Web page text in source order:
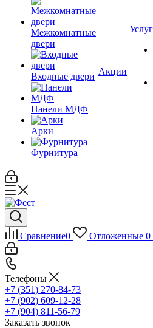
Межкомнатные
двери
Входные двери
Панели МДФ
Арки
Фурнитура
Акции
Сравнение0 Отложенные 0
Телефоны
+7 (351) 270-84-73
+7 (902) 609-12-28
+7 (904) 811-56-79
Заказать звонок